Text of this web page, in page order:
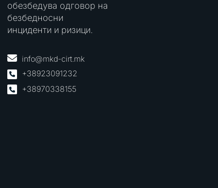
обезбедува одговор на
безбедносни
инциденти и ризици.
info@mkd-cirt.mk
+38923091232
+38970338155